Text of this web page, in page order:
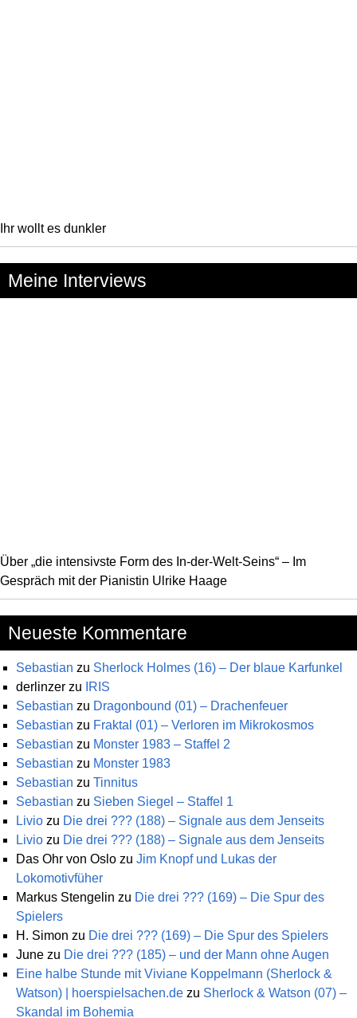
Ihr wollt es dunkler
Meine Interviews
Über „die intensivste Form des In-der-Welt-Seins“ – Im
Gespräch mit der Pianistin Ulrike Haage
Neueste Kommentare
Sebastian zu Sherlock Holmes (16) – Der blaue Karfunkel
derlinzer zu
IRIS
Sebastian zu Dragonbound (01) – Drachenfeuer
Sebastian zu Fraktal (01) – Verloren im Mikrokosmos
Sebastian zu Monster 1983 – Staffel 2
Sebastian zu Monster 1983
Sebastian zu Tinnitus
Sebastian zu Sieben Siegel – Staffel 1
Livio zu Die drei ??? (188) – Signale aus dem Jenseits
Livio zu Die drei ??? (188) – Signale aus dem Jenseits
Das Ohr von Oslo zu Jim Knopf und Lukas der
Lokomotivfüher
Markus Stengelin zu Die drei ??? (169) – Die Spur des
Spielers
H. Simon zu Die drei ??? (169) – Die Spur des Spielers
June zu Die drei ??? (185) – und der Mann ohne Augen
Eine halbe Stunde mit Viviane Koppelmann (Sherlock &
Watson) | hoerspielsachen.de zu Sherlock & Watson (07) –
Skandal im Bohemia